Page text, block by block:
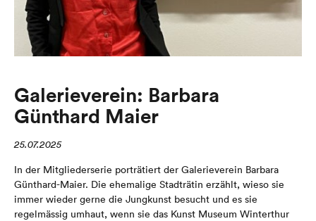
Galerieverein: Barbara
Günthard Maier
25.07.2025
In der Mitgliederserie porträtiert der Galerieverein Barbara
Günthard-Maier. Die ehemalige Stadträtin erzählt, wieso sie
immer wieder gerne die Jungkunst besucht und es sie
regelmässig umhaut, wenn sie das Kunst Museum Winterthur